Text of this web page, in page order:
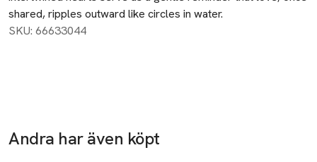
shared, ripples outward like circles in water.
SKU: 66633044
Andra har även köpt